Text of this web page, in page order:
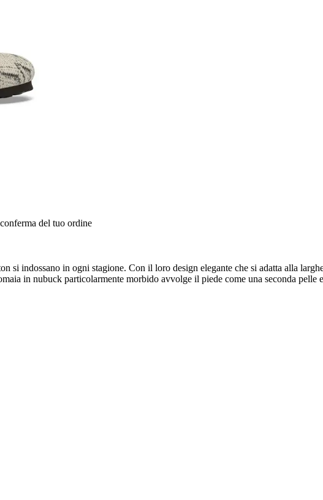
del tuo ordine
indossano in ogni stagione. Con il loro design elegante che si adatta alla
in nubuck particolarmente morbido avvolge il piede come una seconda pelle